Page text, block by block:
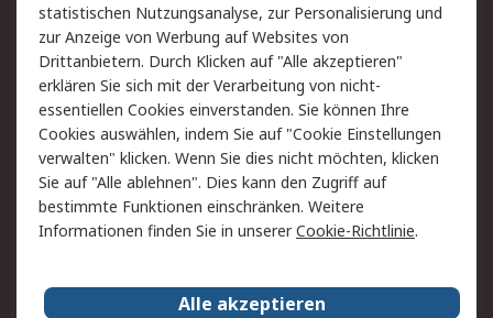
Hilfe
Rechtliches
AGB
Datenschutz
Cookie-Richtlinie
Zahlungsbedingungen
Copyright/Impressum
Über RS
Karriere bei RS
Nachhaltigkeit
statistischen Nutzungsanalyse, zur Personalisierung und
zur Anzeige von Werbung auf Websites von
Drittanbietern. Durch Klicken auf "Alle akzeptieren"
erklären Sie sich mit der Verarbeitung von nicht-
essentiellen Cookies einverstanden. Sie können Ihre
Cookies auswählen, indem Sie auf "Cookie Einstellungen
verwalten" klicken. Wenn Sie dies nicht möchten, klicken
Sie auf "Alle ablehnen". Dies kann den Zugriff auf
bestimmte Funktionen einschränken. Weitere
Informationen finden Sie in unsererCookie-Richtlinie.
Alle akzeptieren